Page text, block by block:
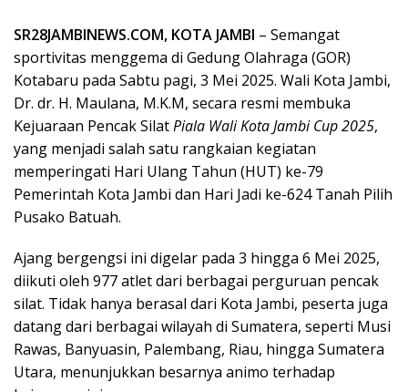
SR28JAMBINEWS.COM, KOTA JAMBI – Semangat
sportivitas menggema di Gedung Olahraga (GOR)
Kotabaru pada Sabtu pagi, 3 Mei 2025. Wali Kota Jambi,
Dr. dr. H. Maulana, M.K.M, secara resmi membuka
Kejuaraan Pencak SilatPiala Wali Kota Jambi Cup 2025,
yang menjadi salah satu rangkaian kegiatan
memperingati Hari Ulang Tahun (HUT) ke-79
Pemerintah Kota Jambi dan Hari Jadi ke-624 Tanah Pilih
Pusako Batuah.
Ajang bergengsi ini digelar pada 3 hingga 6 Mei 2025,
diikuti oleh 977 atlet dari berbagai perguruan pencak
silat. Tidak hanya berasal dari Kota Jambi, peserta juga
datang dari berbagai wilayah di Sumatera, seperti Musi
Rawas, Banyuasin, Palembang, Riau, hingga Sumatera
Utara, menunjukkan besarnya animo terhadap